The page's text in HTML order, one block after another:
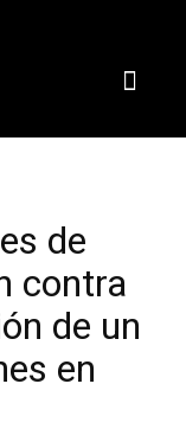
de
contra
de un
en